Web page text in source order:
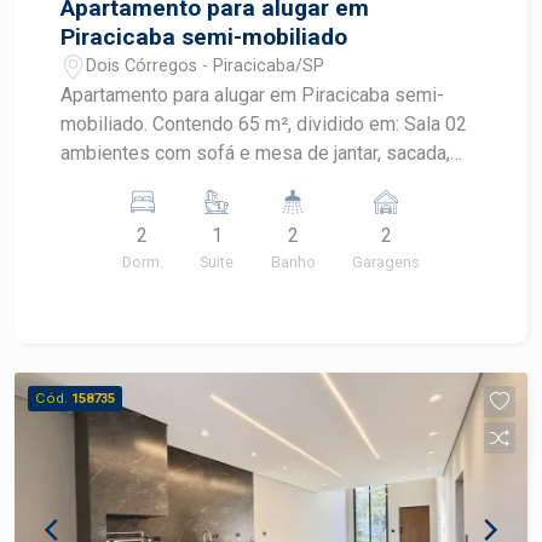
Apartamento para alugar em
Piracicaba semi-mobiliado
Dois Córregos - Piracicaba/SP
Apartamento para alugar em Piracicaba semi-
mobiliado. Contendo 65 m², dividido em: Sala 02
ambientes com sofá e mesa de jantar, sacada,
dormitóriios com armários embutidos, sendo 01
suite com box em vidro blindex, banheiro social
com box em vidro.Aquecimento à gás.Sol da
2
Dorm.
1
Suite
2
Banho
2
Garagens
Cód. 158735